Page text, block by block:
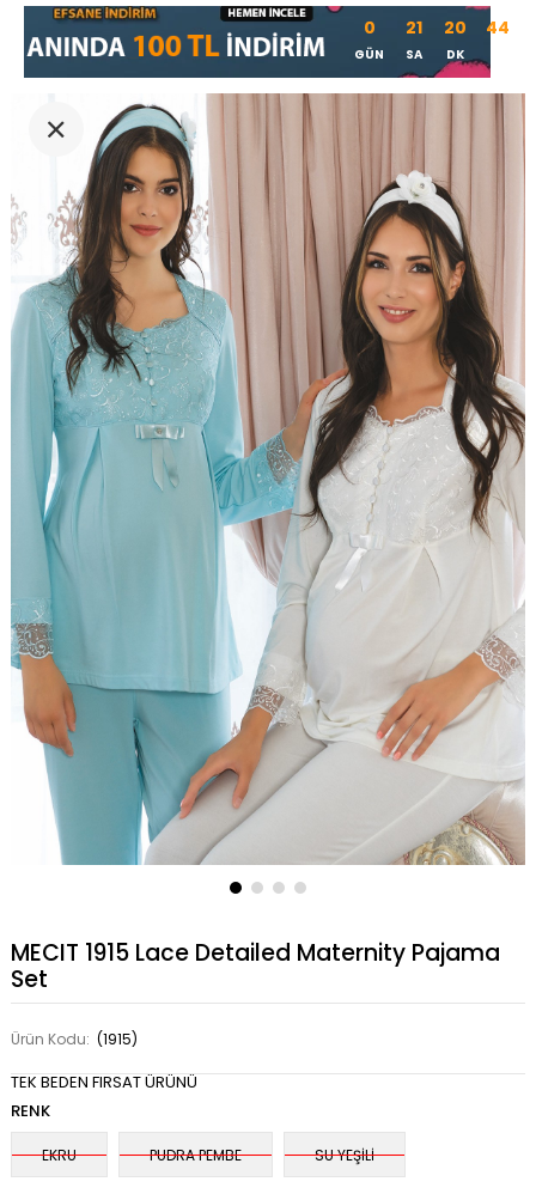
0
GÜN
21
SA
20
DK
43
MECIT 1915 Lace Detailed Maternity Pajama
Set
Ürün Kodu: (1915)
TEK BEDEN FIRSAT ÜRÜNÜ
RENK
EKRU PUDRA PEMBE SU YEŞİLİ